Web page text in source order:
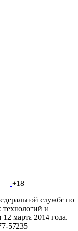
+18
службе по
технологий и
марта 2014 года.
57235